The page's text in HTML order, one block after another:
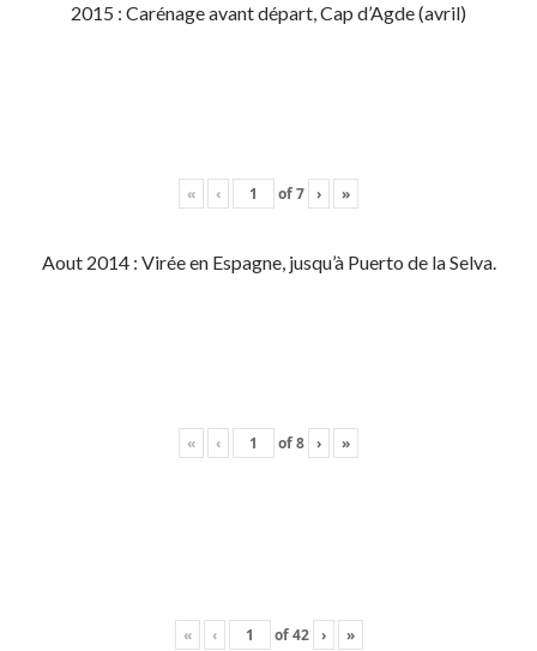
2015 : Carénage avant départ, Cap d’Agde (avril)
« ‹ of7 › »
Aout 2014 : Virée en Espagne, jusqu’à Puerto de la Selva.
« ‹ of8 › »
« ‹ of42 › »